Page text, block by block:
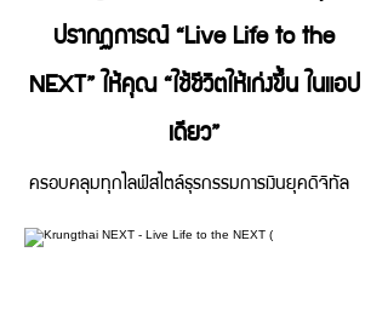
ปรากฏการณ์ “Live Life to the
NEXT” ให้คุณ “ใช้ชีวิตให้เก่งขึ้น ในแอป
เดียว”
ครอบคลุมทุกไลฟ์สไตล์ธุรกรรมการเงินยุคดิจิทัล